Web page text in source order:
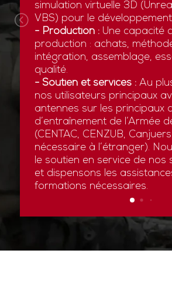
simulation virtuelle 3D
VBS) pour le
- Production :Une capacité
production : achats,
intégration, assemblage,
qualité.
- Soutien et services :Au
nos utilisateurs principaux
antennes sur les principaux
d’entraînement de l’Armée
(CENTAC, CENZUB,
nécessaire à l’étranger).
le soutien en service de nos
et dispensons les
formations nécessaires.